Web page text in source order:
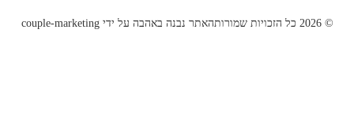
© 2026 כל הזכויות שמורות האתר נבנה באהבה על ידי couple-marketing